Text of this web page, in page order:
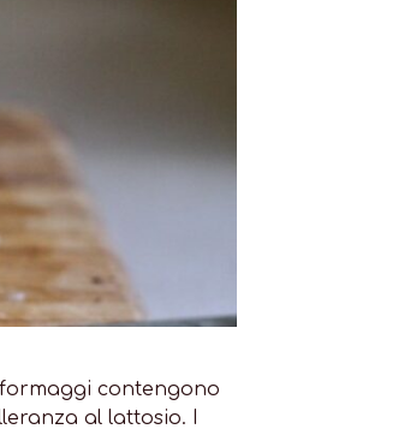
contengono
al lattosio. I